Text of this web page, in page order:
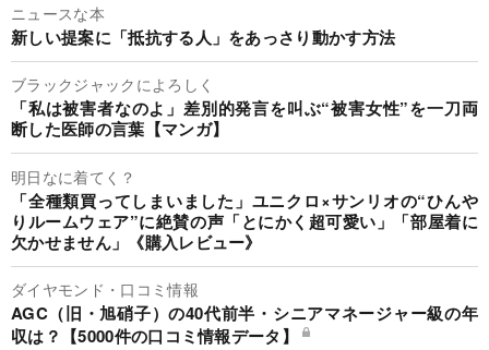
ニュースな本
新しい提案に「抵抗する人」をあっさり動かす方法
ブラックジャックによろしく
「私は被害者なのよ」差別的発言を叫ぶ“被害女性”を一刀両
断した医師の言葉【マンガ】
明日なに着てく？
「全種類買ってしまいました」ユニクロ×サンリオの“ひんや
りルームウェア”に絶賛の声「とにかく超可愛い」「部屋着に
欠かせません」《購入レビュー》
ダイヤモンド・口コミ情報
AGC（旧・旭硝子）の40代前半・シニアマネージャー級の年
収は？【5000件の口コミ情報データ】